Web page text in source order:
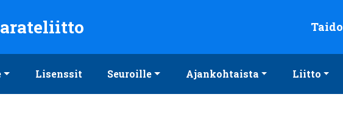
Taido
Lisenssit Seuroille Ajankohtaista Liitto